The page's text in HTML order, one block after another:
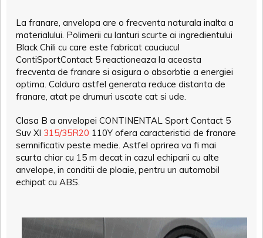
La franare, anvelopa are o frecventa naturala inalta a
materialului. Polimerii cu lanturi scurte ai ingredientului
Black Chili cu care este fabricat cauciucul
ContiSportContact 5 reactioneaza la aceasta
frecventa de franare si asigura o absorbtie a energiei
optima. Caldura astfel generata reduce distanta de
franare, atat pe drumuri uscate cat si ude.
Clasa B a anvelopei CONTINENTAL Sport Contact 5
Suv Xl 315/35R20 110Y ofera caracteristici de franare
semnificativ peste medie. Astfel oprirea va fi mai
scurta chiar cu 15 m decat in cazul echiparii cu alte
anvelope, in conditii de ploaie, pentru un automobil
echipat cu ABS.